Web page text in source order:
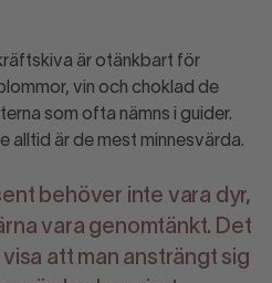
är otänkbart för
vin och choklad de
som ofta nämns i guider.
alltid är de mest minnesvärda.
behöver inte vara dyr,
vara genomtänkt. Det
att man ansträngt sig